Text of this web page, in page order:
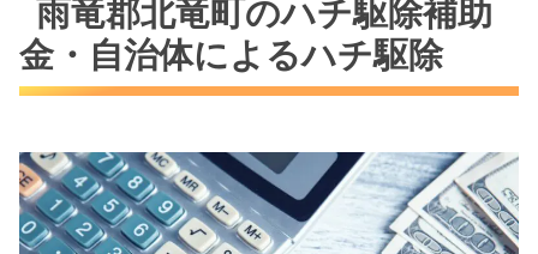
雨竜郡北竜町のハチ駆除補助
金・自治体によるハチ駆除